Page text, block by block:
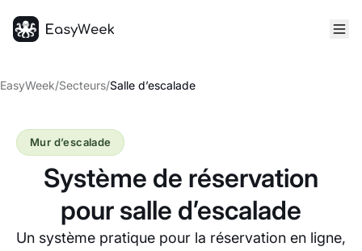
EasyWeek/Secteurs/Salle d’escalade
Système de réservation
pour salle d’escalade
Un système pratique pour la réservation en ligne,
Mur d’escalade